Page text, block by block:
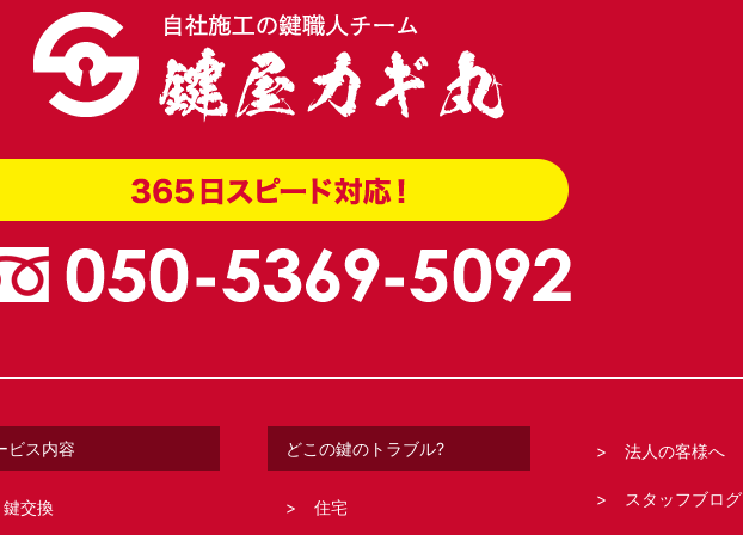
ビス内容
鍵交換
どこの鍵のトラブル?
住宅
法人の客様へ
スタッフブログ